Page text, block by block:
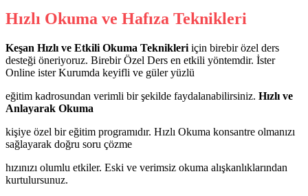
Hızlı Okuma ve Hafıza Teknikleri
Keşan Hızlı ve Etkili Okuma Teknikleri için birebir özel ders
desteği öneriyoruz. Birebir Özel Ders en etkili yöntemdir. İster
Online ister Kurumda keyifli ve güler yüzlü
eğitim kadrosundan verimli bir şekilde faydalanabilirsiniz. Hızlı ve
Anlayarak Okuma
kişiye özel bir eğitim programıdır. Hızlı Okuma konsantre olmanızı
sağlayarak doğru soru çözme
hızınızı olumlu etkiler. Eski ve verimsiz okuma alışkanlıklarından
kurtulursunuz.